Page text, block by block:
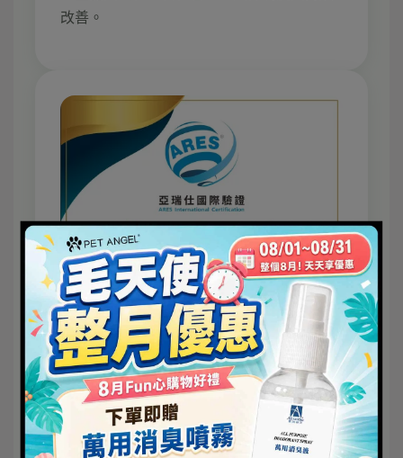
改善。